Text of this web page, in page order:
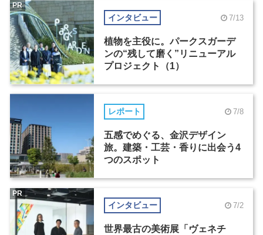
インタビュー 7/13
植物を主役に。パークスガーデ
ンの“残して磨く”リニューアル
プロジェクト（1）
PR
レポート 7/8
五感でめぐる、金沢デザイン
旅。建築・工芸・香りに出会う4
つのスポット
インタビュー 7/2
世界最古の美術展「ヴェネチ
PR